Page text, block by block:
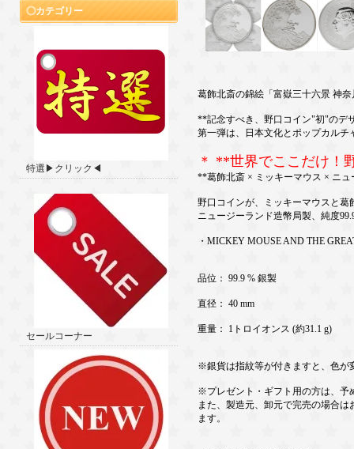
カテゴリー
特選▶クリック◀
セールコーナー
葛飾北斎の錦絵「富嶽三十六景 神
**記念すべき、野口コイン"初"のデ
第一弾は、日本文化とポップカルチ
＊ **世界でここだけ！
**葛飾北斎 × ミッキーマウス × ニ
野口コインが、ミッキーマウスと葛
ニュージーランド造幣局製、純度
・MICKEY MOUSE AND THE
品位： 99.9 % 銀製
直径： 40 mm
重量： 1トロイオンス (約31.1 g)
※銀貨は指紋等が付きますと、色が
※プレゼント・ギフト用の方は、予
また、製造元、卸元で完売の場合
ます。